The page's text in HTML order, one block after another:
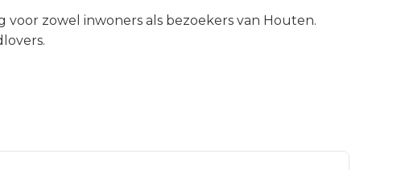
zowel inwoners als bezoekers van Houten.